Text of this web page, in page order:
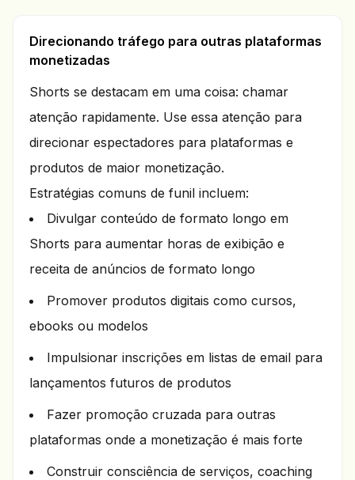
Direcionando tráfego para outras plataformas
monetizadas
Shorts se destacam em uma coisa: chamar
atenção rapidamente. Use essa atenção para
direcionar espectadores para plataformas e
produtos de maior monetização.
Estratégias comuns de funil incluem:
Divulgar conteúdo de formato longo em
Shorts para aumentar horas de exibição e
receita de anúncios de formato longo
Promover produtos digitais como cursos,
ebooks ou modelos
Impulsionar inscrições em listas de email para
lançamentos futuros de produtos
Fazer promoção cruzada para outras
plataformas onde a monetização é mais forte
Construir consciência de serviços, coaching